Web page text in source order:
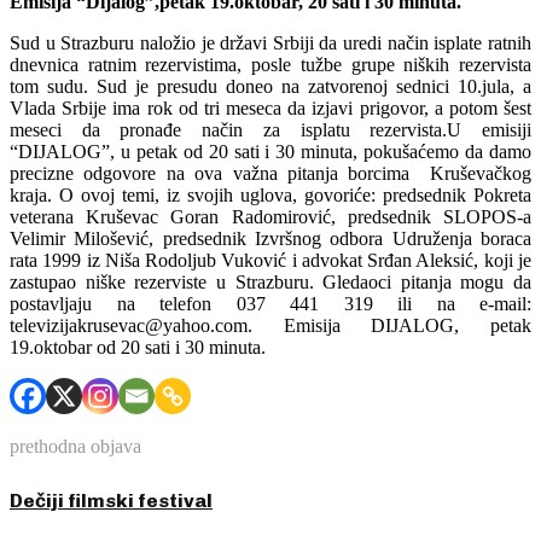
Sud u Strazburu naložio je državi Srbiji da uredi način isplate ratnih
dnevnica ratnim rezervistima, posle tužbe grupe niških rezervista
tom sudu. Sud je presudu doneo na zatvorenoj sednici 10.jula, a
Vlada Srbije ima rok od tri meseca da izjavi prigovor, a potom šest
meseci da pronađe način za isplatu rezervista.U emisiji
“DIJALOG”, u petak od 20 sati i 30 minuta, pokušaćemo da damo
precizne odgovore na ova važna pitanja borcima Kruševačkog
kraja. O ovoj temi, iz svojih uglova, govoriće: predsednik Pokreta
veterana Kruševac Goran Radomirović, predsednik SLOPOS-a
Velimir Milošević, predsednik Izvršnog odbora Udruženja boraca
rata 1999 iz Niša Rodoljub Vuković i advokat Srđan Aleksić, koji je
zastupao niške rezerviste u Strazburu. Gledaoci pitanja mogu da
postavljaju na telefon 037 441 319 ili na e-mail:
televizijakrusevac@yahoo.com. Emisija DIJALOG, petak
19.oktobar od 20 sati i 30 minuta.
prethodna objava
Dečiji filmski festival